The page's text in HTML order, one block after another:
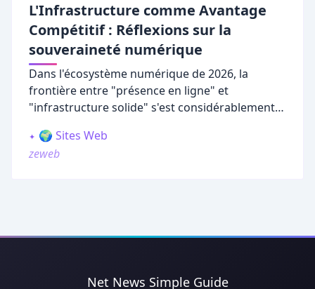
L'Infrastructure comme Avantage
Compétitif : Réflexions sur la
souveraineté numérique
Dans l'écosystème numérique de 2026, la
frontière entre "présence en ligne" et
"infrastructure solide" s'est considérablement
contentent de louer leur espace sur des
plateformes sociales, espérant que la visibilité
🌍 Sites Web
zeweb
Net News Simple Guide